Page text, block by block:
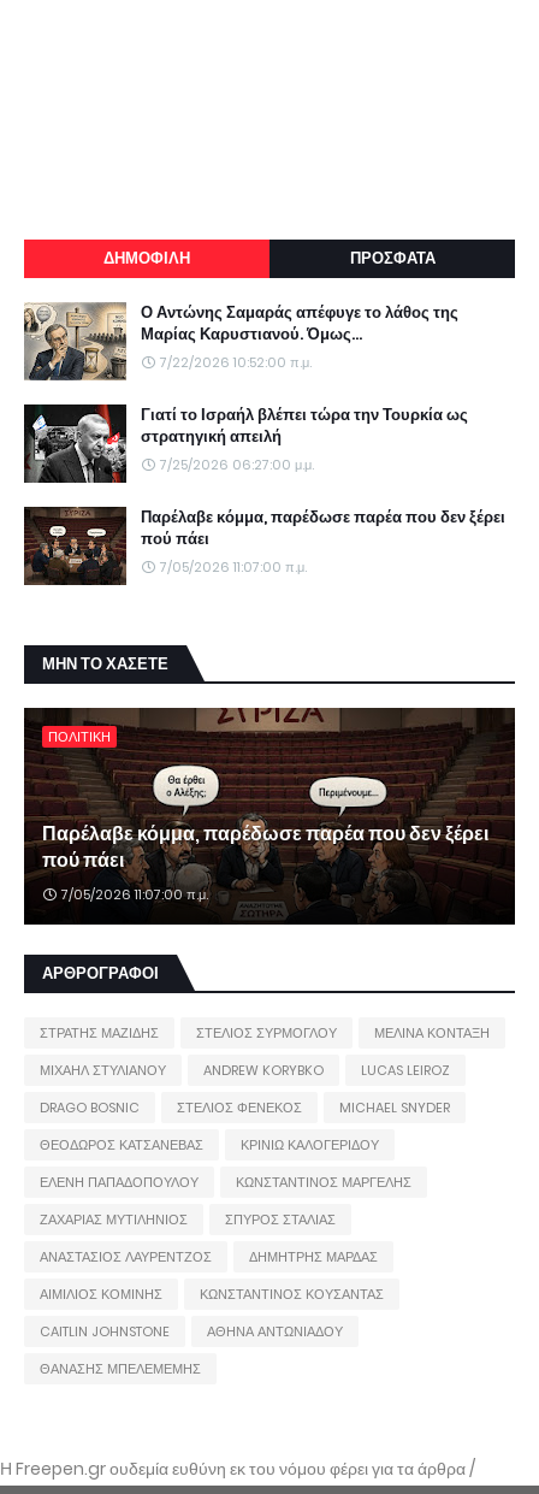
ΔΗΜΟΦΙΛΗ ΠΡΟΣΦΑΤΑ
Ο Αντώνης Σαμαράς απέφυγε το λάθος της
Μαρίας Καρυστιανού. Όμως...
7/22/2026 10:52:00 π.μ.
Γιατί το Ισραήλ βλέπει τώρα την Τουρκία ως
στρατηγική απειλή
7/25/2026 06:27:00 μ.μ.
Παρέλαβε κόμμα, παρέδωσε παρέα που δεν ξέρει
πού πάει
7/05/2026 11:07:00 π.μ.
ΜΗΝ ΤΟ ΧΑΣΕΤΕ
ΠΟΛΙΤΙΚΗ
Παρέλαβε κόμμα, παρέδωσε παρέα που δεν ξέρει
πού πάει
7/05/2026 11:07:00 π.μ.
ΑΡΘΡΟΓΡΑΦΟΙ
ΣΤΡΑΤΗΣ ΜΑΖΙΔΗΣ ΣΤΕΛΙΟΣ ΣΥΡΜΟΓΛΟΥ
ΜΕΛΙΝΑ ΚΟΝΤΑΞΗ
ΜΙΧΑΗΛ ΣΤΥΛΙΑΝΟΥ
ANDREW KORYBKO
LUCAS LEIROZ
DRAGO BOSNIC
ΣΤΕΛΙΟΣ ΦΕΝΕΚΟΣ
MICHAEL SNYDER
ΘΕΟΔΩΡΟΣ ΚΑΤΣΑΝΕΒΑΣ
ΚΡΙΝΙΩ ΚΑΛΟΓΕΡΙΔΟΥ
ΕΛΕΝΗ ΠΑΠΑΔΟΠΟΥΛΟΥ
ΚΩΝΣΤΑΝΤΙΝΟΣ ΜΑΡΓΕΛΗΣ
ΖΑΧΑΡΙΑΣ ΜΥΤΙΛΗΝΙΟΣ
ΣΠΥΡΟΣ ΣΤΑΛΙΑΣ
ΑΝΑΣΤΑΣΙΟΣ ΛΑΥΡΕΝΤΖΟΣ
ΔΗΜΗΤΡΗΣ ΜΑΡΔΑΣ
ΑΙΜΙΛΙΟΣ ΚΟΜΙΝΗΣ
ΚΩΝΣΤΑΝΤΙΝΟΣ ΚΟΥΣΑΝΤΑΣ
CAITLIN JOHNSTONE
ΑΘΗΝΑ ΑΝΤΩΝΙΑΔΟΥ
ΘΑΝΑΣΗΣ ΜΠΕΛΕΜΕΜΗΣ
Η Freepen.gr ουδεμία ευθύνη εκ του νόμου φέρει για τα άρθρα /